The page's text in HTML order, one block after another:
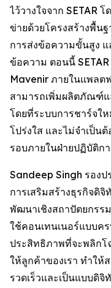
ไว้วางใจจาก SETAR
ข่ายด้วยโครงสร้างพื้น
การส่งข้อความขั้นสูง
ข้อความ ตอนนี้
Mavenir ภายในแพลต
สามารถเพิ่มผลิตภัณฑ์แ
โดยที่ระบบการชาร์จใ
โปร่งใส และไม่จำเป็น
รอบภายในฝ่ายปฏิบัติก
Sandeep Singh รอง
การเสริมสร้างธุรกิจดิ
พัฒนาเชิงสถาปัตยกรร
ใช้คอนเทนเนอร์แบบค
ประสิทธิภาพที่จะพลิกโ
ให้ลูกค้าของเรา ทำให้
รวดเร็วและเป็นแบบดิ